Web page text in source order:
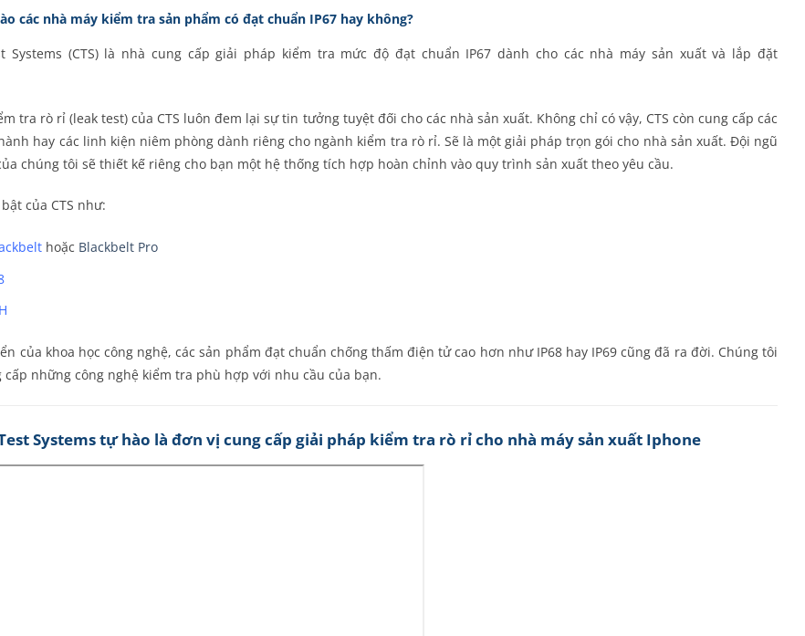
các nhà máy kiểm tra sản phẩm có đạt chuẩn IP67 hay không?
Systems (CTS) là nhà cung cấp giải pháp kiểm tra mức độ đạt chuẩn IP67 dành cho các nhà máy sản xuất và lắp đặt
tra rò rỉ (leak test) của CTS luôn đem lại sự tin tưởng tuyệt đối cho các nhà sản xuất. Không chỉ có vậy, CTS còn cung cấp các
hay các linh kiện niêm phòng dành riêng cho ngành kiểm tra rò rỉ. Sẽ là một giải pháp trọn gói cho nhà sản xuất. Đội ngũ
chúng tôi sẽ thiết kế riêng cho bạn một hệ thống tích hợp hoàn chỉnh vào quy trình sản xuất theo yêu cầu.
của CTS như:
hoặc Blackbelt Pro
của khoa học công nghệ, các sản phẩm đạt chuẩn chống thấm điện tử cao hơn như IP68 hay IP69 cũng đã ra đời. Chúng tôi
cấp những công nghệ kiểm tra phù hợp với nhu cầu của bạn.
Systems tự hào là đơn vị cung cấp giải pháp kiểm tra rò rỉ cho nhà máy sản xuất Iphone